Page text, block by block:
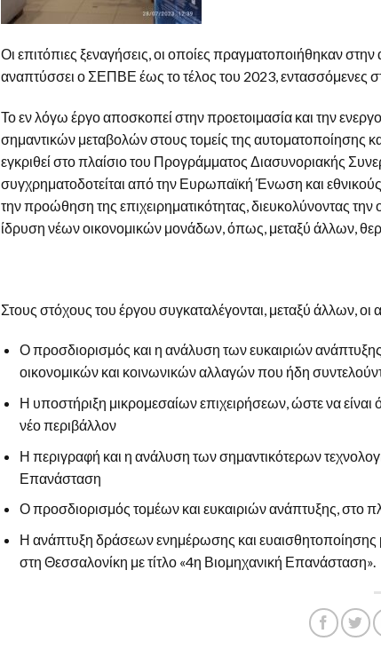
Οι επιτόπιες ξεναγήσεις, οι οποίες πραγματοποιήθηκαν
αναπτύσσει ο ΣΕΠΒΕ έως το τέλος του 2023, εντασσόμενες
Το εν λόγω έργο αποσκοπεί στην προετοιμασία και την
σημαντικών μεταβολών στους τομείς της αυτοματοποίησης
εγκριθεί στο πλαίσιο του Προγράμματος Διασυνοριακής
συγχρηματοδοτείται από την Ευρωπαϊκή Ένωση και
την προώθηση της επιχειρηματικότητας, διευκολύνοντας
ίδρυση νέων οικονομικών μονάδων, όπως, μεταξύ άλλων,
Στους στόχους του έργου συγκαταλέγονται, μεταξύ άλλων, οι
Ο προσδιορισμός και η ανάλυση των ευκαιριών
οικονομικών και κοινωνικών αλλαγών που ήδη
Η υποστήριξη μικρομεσαίων επιχειρήσεων, ώστε να
νέο περιβάλλον
Η περιγραφή και η ανάλυση των σημαντικότερων
Επανάσταση
Ο προσδιορισμός τομέων και ευκαιριών ανάπτυξης, στο
Η ανάπτυξη δράσεων ενημέρωσης και
στη Θεσσαλονίκη με τίτλο «4η Βιομηχανική Επανάσταση».